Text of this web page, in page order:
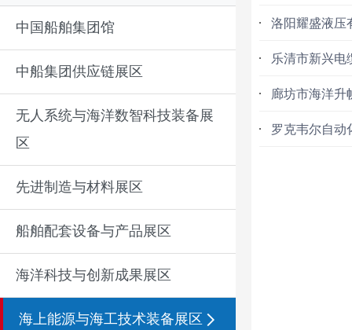
中国船舶集团馆
中船集团供应链展区
无人系统与海洋数智科技装备展
区
先进制造与材料展区
船舶配套设备与产品展区
海洋科技与创新成果展区
海上能源与海工技术装备展区
洛阳耀盛液压
乐清市新兴电
廊坊市海洋升
罗克韦尔自动